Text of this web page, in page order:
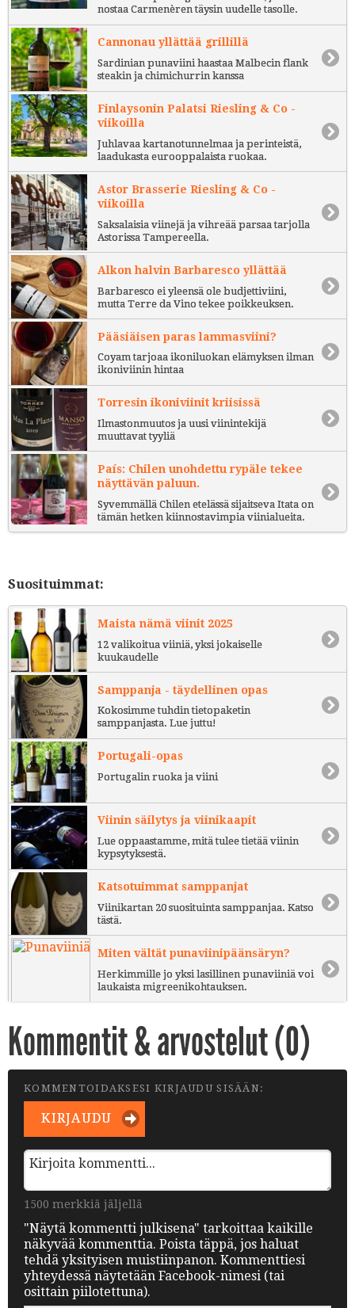
nostaa Carmenèren täysin uudelle tasolle.
Cannonau yllättää grillillä
Sardinian punaviini haastaa Malbecin flank
steakin ja chimichurrin kanssa
Finlaysonin Palatsi Riesling & Co -
viikoilla
Juhlavaa kartanotunnelmaa ja perinteistä,
laadukasta eurooppalaista ruokaa.
Astor Brasserie Riesling & Co -
viikoilla
Saksalaisia viinejä ja vihreää parsaa tarjolla
Astorissa Tampereella.
Alkon halvin Barbaresco yllättää
Barbaresco ei yleensä ole budjettiviini,
mutta Terre da Vino tekee poikkeuksen.
Pääsiäisen paras lammasviini?
Coyam tarjoaa ikoniluokan elämyksen ilman
ikoniviinin hintaa
Torresin ikoniviinit kriisissä
Ilmastonmuutos ja uusi viinintekijä
muuttavat tyyliä
País: Chilen unohdettu rypäle tekee
näyttävän paluun.
Syvemmällä Chilen etelässä sijaitseva Itata on
tämän hetken kiinnostavimpia viinialueita.
Suosituimmat:
Maista nämä viinit 2025
12 valikoitua viiniä, yksi jokaiselle
kuukaudelle
Samppanja - täydellinen opas
Kokosimme tuhdin tietopaketin
samppanjasta. Lue juttu!
Portugali-opas
Portugalin ruoka ja viini
Viinin säilytys ja viinikaapit
Lue oppaastamme, mitä tulee tietää viinin
kypsytyksestä.
Katsotuimmat samppanjat
Viinikartan 20 suosituinta samppanjaa. Katso
tästä.
Miten vältät punaviinipäänsäryn?
Herkimmille jo yksi lasillinen punaviiniä voi
laukaista migreenikohtauksen.
Kommentit & arvostelut (0)
KOMMENTOIDAKSESI KIRJAUDU SISÄÄN:
KIRJAUDU
1500 merkkiä jäljellä
"Näytä kommentti julkisena" tarkoittaa kaikille
näkyvää kommenttia. Poista täppä, jos haluat
tehdä yksityisen muistiinpanon. Kommenttiesi
yhteydessä näytetään Facebook-nimesi (tai
osittain piilotettuna).